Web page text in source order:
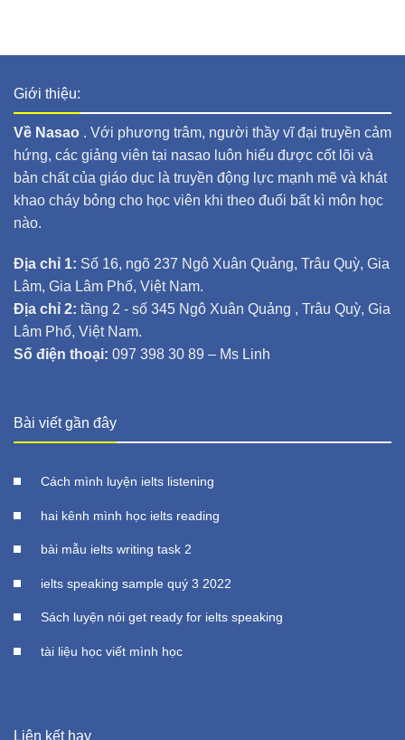
Giới thiệu:
Về Nasao . Với phương trâm, người thầy vĩ đại truyền cảm
hứng, các giảng viên tại nasao luôn hiểu được cốt lõi và
bản chất của giáo dục là truyền động lực mạnh mẽ và khát
khao cháy bỏng cho học viên khi theo đuổi bất kì môn học
nào.
Địa chỉ 1: Số 16, ngõ 237 Ngô Xuân Quảng, Trâu Quỳ, Gia
Lâm, Gia Lâm Phố, Việt Nam.
Địa chỉ 2: tầng 2 - số 345 Ngô Xuân Quảng , Trâu Quỳ, Gia
Lâm Phố, Việt Nam.
Số điện thoại: 097 398 30 89 – Ms Linh
Bài viết gần đây
Cách mình luyện ielts listening
hai kênh mình học ielts reading
bài mẫu ielts writing task 2
ielts speaking sample quý 3 2022
Sách luyện nói get ready for ielts speaking
tài liệu học viết mình học
Liên kết hay